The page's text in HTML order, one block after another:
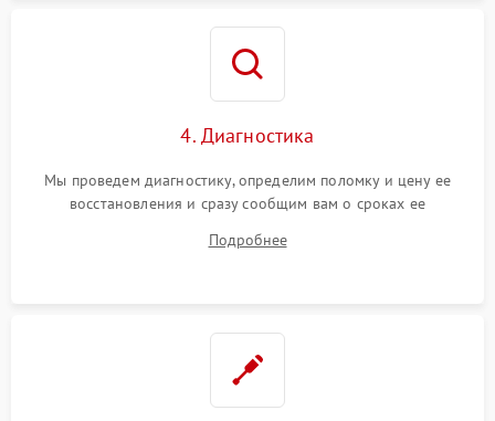
4. Диагностика
Мы проведем диагностику, определим поломку и цену ее
восстановления и сразу сообщим вам о сроках ее
Подробнее